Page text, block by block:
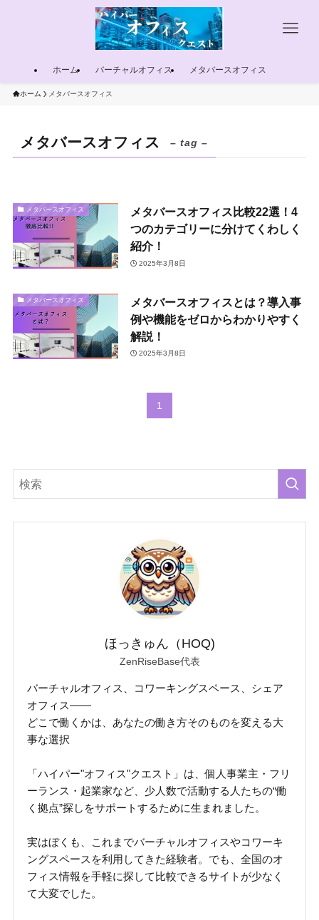
ホーム バーチャルオフィス メタバースオフィス
ホーム メタバースオフィス
メタバースオフィス – tag –
メタバースオフィス
メタバースオフィス比較22選！4
つのカテゴリーに分けてくわしく
紹介！
2025年3月8日
メタバースオフィス
メタバースオフィスとは？導入事
例や機能をゼロからわかりやすく
解説！
2025年3月8日
1
ほっきゅん（HOQ)
ZenRiseBase代表
バーチャルオフィス、コワーキングスペース、シェア
オフィス――
どこで働くかは、あなたの働き方そのものを変える大
事な選択
「ハイパー"オフィス"クエスト」は、個人事業主・フリ
ーランス・起業家など、少人数で活動する人たちの“働
く拠点”探しをサポートするために生まれました。
実はぼくも、これまでバーチャルオフィスやコワーキ
ングスペースを利用してきた経験者。でも、全国のオ
フィス情報を手軽に探して比較できるサイトが少なく
て大変でした。